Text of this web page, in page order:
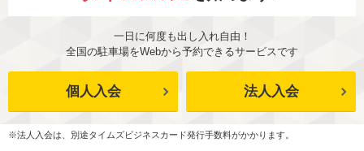
一日に何度も出し入れ自由！
全国の駐車場をWebから予約できるサービスです
個人入会 法人入会
※法人入会は、別途タイムズビジネスカード発行手数料がかかります。